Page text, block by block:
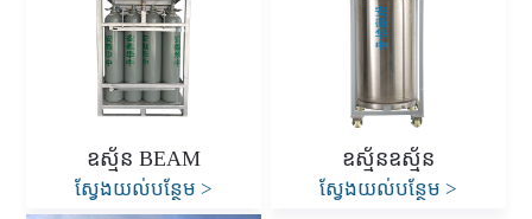
ឧស្ម័ន BEAM
ស្វែងយល់បន្ថែម >
ឧស្ម័នឧស្ម័ន
ស្វែងយល់បន្ថែម>